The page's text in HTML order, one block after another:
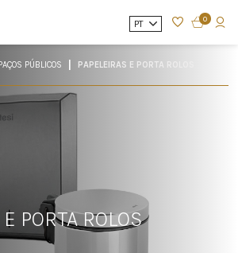
PT 0
PÚBLICOS PAPELEIRAS E PORTA ROLOS
PORTA ROLOS